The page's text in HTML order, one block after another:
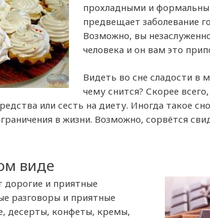
прохладными и
предвещает заболевание
Возможно, вы
человека и он вам это
Видеть во сне сладости в
чему снится? Скорее
или сесть на диету. Иногда такое
в жизни. Возможно, сорвётся
виде
дорогие и приятные
разговоры и приятные
десерты, конфеты, кремы,